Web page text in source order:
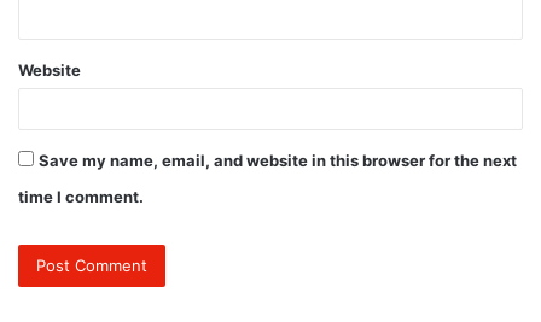
Website
Save my name, email, and website in this browser for the next
time I comment.